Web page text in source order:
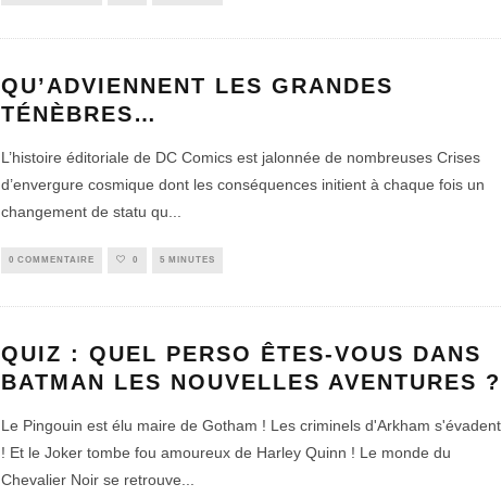
QU’ADVIENNENT LES GRANDES
TÉNÈBRES…
L’histoire éditoriale de DC Comics est jalonnée de nombreuses Crises
d’envergure cosmique dont les conséquences initient à chaque fois un
changement de statu qu
0 COMMENTAIRE 0 5 MINUTES
QUIZ : QUEL PERSO ÊTES-VOUS DANS
BATMAN LES NOUVELLES AVENTURES ?
Le Pingouin est élu maire de Gotham ! Les criminels d'Arkham s'évadent
! Et le Joker tombe fou amoureux de Harley Quinn ! Le monde du
Chevalier Noir se retrouve